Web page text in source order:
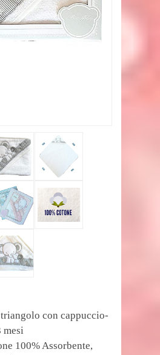
con cappuccio-
mesi
100% Assorbente,